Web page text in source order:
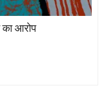
का आरोप